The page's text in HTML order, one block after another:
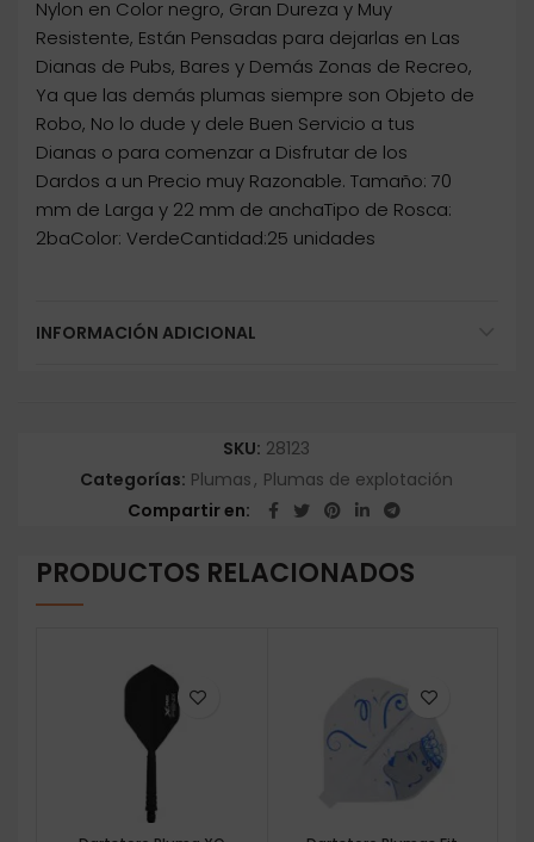
Nylon en Color negro, Gran Dureza y Muy
Resistente, Están Pensadas para dejarlas en Las
Dianas de Pubs, Bares y Demás Zonas de Recreo,
Ya que las demás plumas siempre son Objeto de
Robo, No lo dude y dele Buen Servicio a tus
Dianas o para comenzar a Disfrutar de los
Dardos a un Precio muy Razonable. Tamaño: 70
mm de Larga y 22 mm de anchaTipo de Rosca:
2baColor: VerdeCantidad:25 unidades
INFORMACIÓN ADICIONAL
SKU: 28123
Categorías: Plumas, Plumas de explotación
Compartir en
PRODUCTOS RELACIONADOS